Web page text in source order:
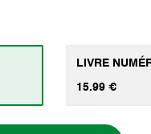
LIVRE
15.99 €